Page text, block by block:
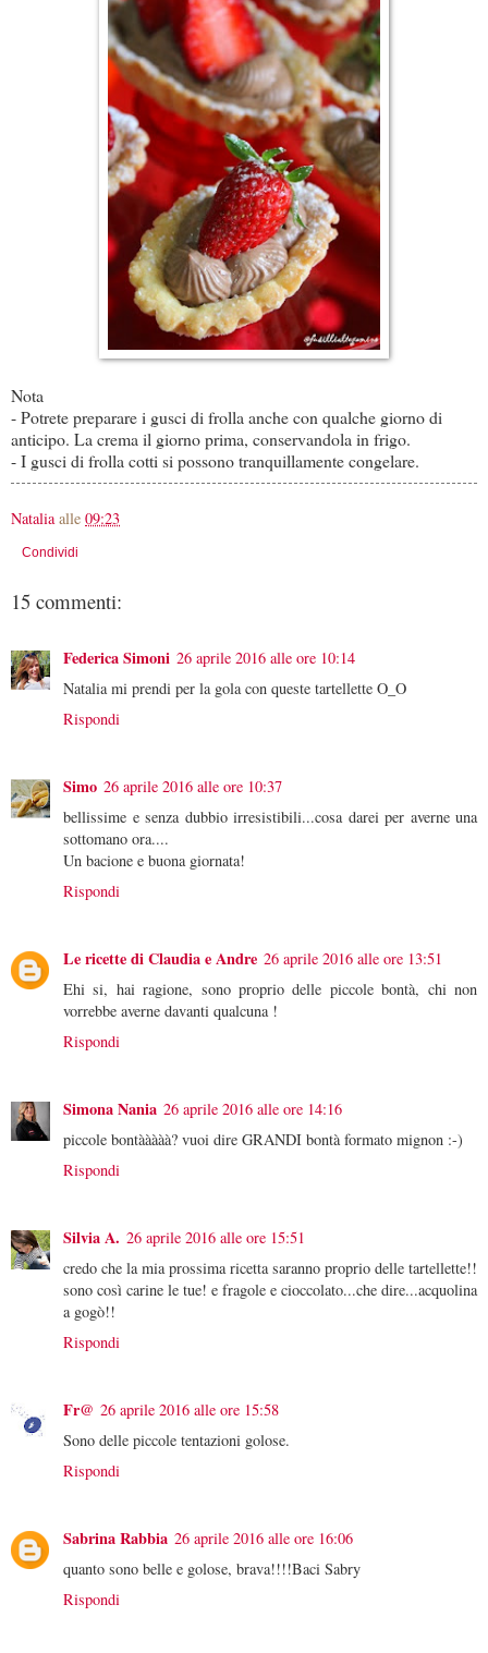
Nota
- Potrete preparare i gusci di frolla anche con qualche giorno di
anticipo. La crema il giorno prima, conservandola in frigo.
- I gusci di frolla cotti si possono tranquillamente congelare.
Natalia alle 09:23
Condividi
15 commenti:
Federica Simoni 26 aprile 2016 alle ore 10:14
Natalia mi prendi per la gola con queste tartellette O_O
Rispondi
Simo 26 aprile 2016 alle ore 10:37
bellissime e senza dubbio irresistibili...cosa darei per averne una
sottomano ora....
Un bacione e buona giornata!
Rispondi
Le ricette di Claudia e Andre 26 aprile 2016 alle ore 13:51
Ehi si, hai ragione, sono proprio delle piccole bontà, chi non
vorrebbe averne davanti qualcuna !
Rispondi
Simona Nania 26 aprile 2016 alle ore 14:16
piccole bontààààà? vuoi dire GRANDI bontà formato mignon :-)
Rispondi
Silvia A. 26 aprile 2016 alle ore 15:51
credo che la mia prossima ricetta saranno proprio delle tartellette!!
sono così carine le tue! e fragole e cioccolato...che dire...acquolina
a gogò!!
Rispondi
Fr@ 26 aprile 2016 alle ore 15:58
Sono delle piccole tentazioni golose.
Rispondi
Sabrina Rabbia 26 aprile 2016 alle ore 16:06
quanto sono belle e golose, brava!!!!Baci Sabry
Rispondi